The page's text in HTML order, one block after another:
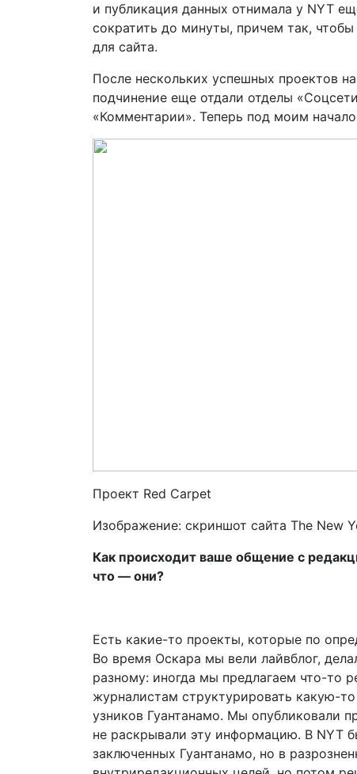
и публикация данных отнимала у NYT
сократить до минуты, причем так,
для сайта.
После нескольких успешных проектов
подчинение еще отдали отделы
«Комментарии». Теперь под моим
Проект Red Carpet
Изображение: скриншот сайта The New
Как происходит ваше общение с
что — они?
Есть какие-то проекты, которые по
Во время Оскара мы вели лайвблог,
разному: иногда мы предлагаем что-
журналистам структурировать какую-
узников Гуантанамо. Мы опубликовали
не раскрывали эту информацию. В NYT
заключенных Гуантанамо, но в